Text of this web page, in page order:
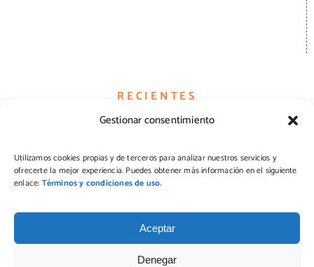
Gestionar consentimiento
Utilizamos cookies propias y de terceros para analizar nuestros servicios y
ofrecerte la mejor experiencia. Puedes obtener más información en el siguiente
enlace: Términos y condiciones de uso.
Aceptar
Denegar
RECIENTES
Quesos
Pizzas